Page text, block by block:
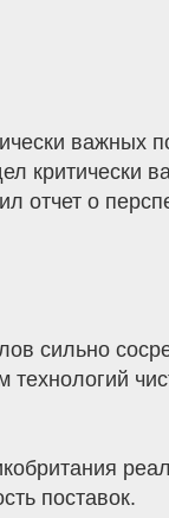
важных
критически
отчет о
сильно
поставок.